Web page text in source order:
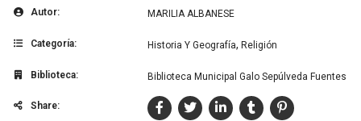
Autor: MARILIA ALBANESE
Categoría: Historia Y Geografía, Religión
Biblioteca: Biblioteca Municipal Galo Sepúlveda Fuentes
Share: